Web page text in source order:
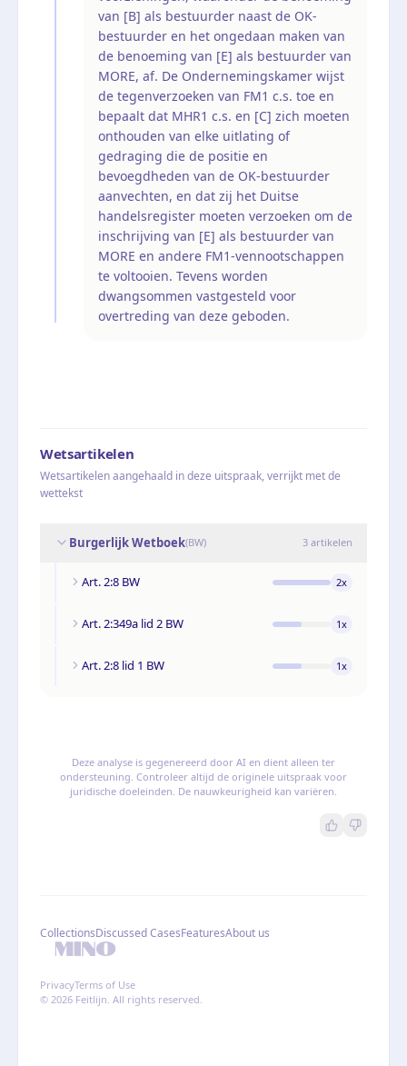
van [B] als bestuurder naast de OK-
bestuurder en het ongedaan maken van
de benoeming van [E] als bestuurder van
MORE, af. De Ondernemingskamer wijst
de tegenverzoeken van FM1 c.s. toe en
bepaalt dat MHR1 c.s. en [C] zich moeten
onthouden van elke uitlating of
gedraging die de positie en
bevoegdheden van de OK-bestuurder
aanvechten, en dat zij het Duitse
handelsregister moeten verzoeken om de
inschrijving van [E] als bestuurder van
MORE en andere FM1-vennootschappen
te voltooien. Tevens worden
dwangsommen vastgesteld voor
overtreding van deze geboden.
Wetsartikelen
Wetsartikelen aangehaald in deze uitspraak, verrijkt met de
wettekst
Burgerlijk Wetboek(BW) 3 artikelen
Art. 2:8 BW 2x
Art. 2:349a lid 2 BW 1x
Art. 2:8 lid 1 BW 1x
Deze analyse is gegenereerd door AI en dient alleen ter
ondersteuning. Controleer altijd de originele uitspraak voor
juridische doeleinden. De nauwkeurigheid kan variëren.
CollectionsDiscussed CasesFeaturesAbout us
PrivacyTerms of Use
© 2026 Feitlijn. All rights reserved.